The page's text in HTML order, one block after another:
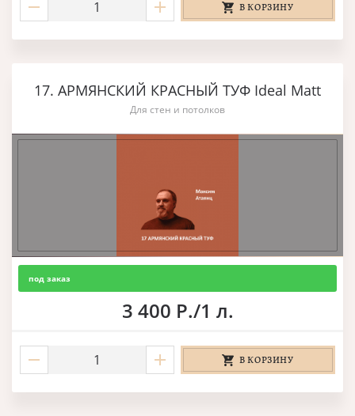
В КОРЗИНУ
17. АРМЯНСКИЙ КРАСНЫЙ ТУФ Ideal Matt
Для стен и потолков
под заказ
3 400 Р./1 л.
В КОРЗИНУ